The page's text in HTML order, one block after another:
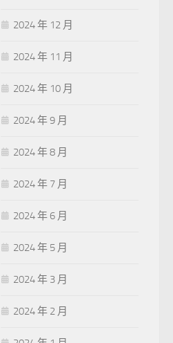
2024 年 12 月
2024 年 11 月
2024 年 10 月
2024 年 9 月
2024 年 8 月
2024 年 7 月
2024 年 6 月
2024 年 5 月
2024 年 3 月
2024 年 2 月